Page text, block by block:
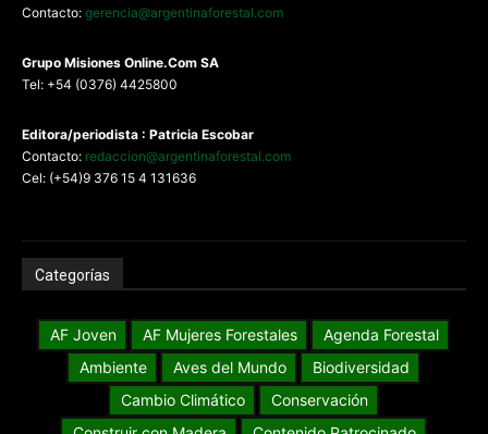
Contacto: gerencia@argentinaforestal.com
Grupo Misiones Online.Com SA
Tel: +54 (0376) 4425800
Editora/periodista : Patricia Escobar
Contacto: redaccion@argentinaforestal.com
Cel: (+54)9 376 15 4 131636
Categorías
AF Joven AF Mujeres Forestales
Agenda Forestal
Ambiente
Aves del Mundo
Biodiversidad
Cambio Climático
Conservación